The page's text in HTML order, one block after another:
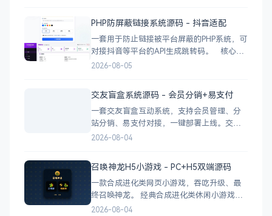
情 小区投票：发起/参与/查看结果 邻里社区
PHP防屏蔽链接系统源码 - 抖音适配
一套用于防止链接被平台屏蔽的PHP系统，可
对接抖音等平台的API生成跳转码。 核心功
能 多域名池智能切换，降低被拦截概率 对接
分析报表 技术栈 后端：PHP
2026-08-05
交友盲盒系统源码 - 会员分销+易支付
一套交友盲盒互动系统，支持会员管理、分
站分销、易支付对接，一键部署上线。交友
盲盒系统源码，支持会员系统、多商户分
建。 核心功能 会员系统：自定义价格、会
员等级 分销系统：代理商机制、佣金
2026-08-04
召唤神龙H5小游戏 - PC+H5双端源码
一款合成进化类网页小游戏，吞吃升级、最
终召唤神龙。 经典合成进化类休闲小游戏，
双版本可选：正常版挑战通关、无敌版轻松
2026-08-04